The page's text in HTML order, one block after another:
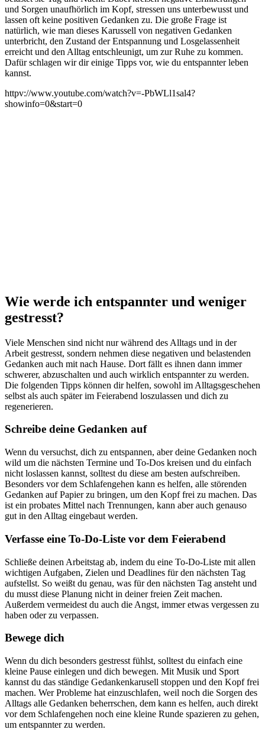
und Sorgen unaufhörlich im Kopf, stressen uns unterbewusst und
lassen oft keine positiven Gedanken zu. Die große Frage ist
natürlich, wie man dieses Karussell von negativen Gedanken
unterbricht, den Zustand der Entspannung und Losgelassenheit
erreicht und den Alltag entschleunigt, um zur Ruhe zu kommen.
Dafür schlagen wir dir einige Tipps vor, wie du entspannter leben
kannst.
httpv://www.youtube.com/watch?v=-PbWLl1sal4?
showinfo=0&start=0
Wie werde ich entspannter und weniger
gestresst?
Viele Menschen sind nicht nur während des Alltags und in der
Arbeit gestresst, sondern nehmen diese negativen und belastenden
Gedanken auch mit nach Hause. Dort fällt es ihnen dann immer
schwerer, abzuschalten und auch wirklich entspannter zu werden.
Die folgenden Tipps können dir helfen, sowohl im Alltagsgeschehen
selbst als auch später im Feierabend loszulassen und dich zu
regenerieren.
Schreibe deine Gedanken auf
Wenn du versuchst, dich zu entspannen, aber deine Gedanken noch
wild um die nächsten Termine und To-Dos kreisen und du einfach
nicht loslassen kannst, solltest du diese am besten aufschreiben.
Besonders vor dem Schlafengehen kann es helfen, alle störenden
Gedanken auf Papier zu bringen, um den Kopf frei zu machen. Das
ist ein probates Mittel nach Trennungen, kann aber auch genauso
gut in den Alltag eingebaut werden.
Verfasse eine To-Do-Liste vor dem Feierabend
Schließe deinen Arbeitstag ab, indem du eine To-Do-Liste mit allen
wichtigen Aufgaben, Zielen und Deadlines für den nächsten Tag
aufstellst. So weißt du genau, was für den nächsten Tag ansteht und
du musst diese Planung nicht in deiner freien Zeit machen.
Außerdem vermeidest du auch die Angst, immer etwas vergessen zu
haben oder zu verpassen.
Bewege dich
Wenn du dich besonders gestresst fühlst, solltest du einfach eine
kleine Pause einlegen und dich bewegen. Mit Musik und Sport
kannst du das ständige Gedankenkarusell stoppen und den Kopf frei
machen. Wer Probleme hat einzuschlafen, weil noch die Sorgen des
Alltags alle Gedanken beherrschen, dem kann es helfen, auch direkt
vor dem Schlafengehen noch eine kleine Runde spazieren zu gehen,
um entspannter zu werden.